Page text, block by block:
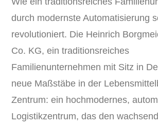
durch modernste Automatisierung
revolutioniert. Die Heinrich
Co. KG, ein traditionsreiches
Familienunternehmen mit Sitz in
neue Maßstäbe in der
Zentrum: ein hochmodernes,
Logistikzentrum, das den